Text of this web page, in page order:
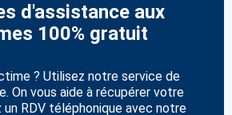
d'assistance aux
100% gratuit
? Utilisez notre service de
On vous aide à récupérer votre
un RDV téléphonique avec notre